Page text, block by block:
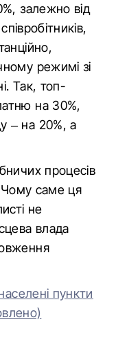
залежно від
режимі зі
Так, топ-
на 30%,
– на 20%, а
процесів
Чому саме ця
не
влада
пункти